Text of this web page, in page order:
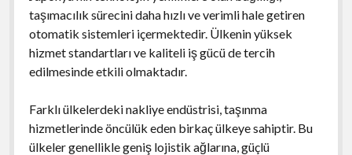
taşımacılık sürecini daha hızlı ve verimli hale getiren
otomatik sistemleri içermektedir. Ülkenin yüksek
hizmet standartları ve kaliteli iş gücü de tercih
edilmesinde etkili olmaktadır.
Farklı ülkelerdeki nakliye endüstrisi, taşınma
hizmetlerinde öncülük eden birkaç ülkeye sahiptir. Bu
ülkeler genellikle geniş lojistik ağlarına, güçlü